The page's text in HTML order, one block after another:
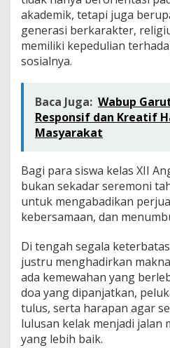
akademik, tetapi juga
generasi berkarakter,
memiliki kepedulian
sosialnya.
Baca Juga: Wabup
Responsif dan Kreatif
Masyarakat
Bagi para siswa kelas XII
bukan sekadar seremoni
untuk mengabadikan
kebersamaan, dan
Di tengah segala
justru menghadirkan
ada kemewahan yang
doa yang dipanjatkan,
tulus, serta harapan agar
lulusan kelak menjadi jalan
yang lebih baik.